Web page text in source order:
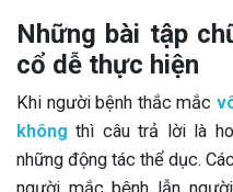
Những bài tập
cổ dễ thực hiện
Khi người bệnh thắc mắc
không thì câu trả lời là
những động tác thể dục.